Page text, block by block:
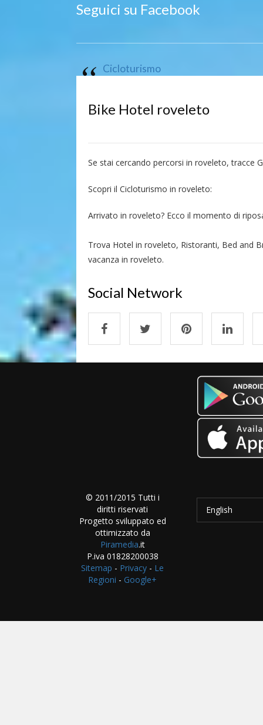
Seguici su Facebook
Cicloturismo
Bike Hotel roveleto
Se stai cercando percorsi in roveleto, tracce
Scopri il Cicloturismo in roveleto:
Arrivato in roveleto? Ecco il momento di
Trova Hotel in roveleto, Ristoranti, Bed and
vacanza in roveleto.
Social Network
© 2011/2015 Tutti i
diritti riservati
Progetto sviluppato ed
ottimizzato da
Piramedia.it
P.iva 01828200038
Sitemap - Privacy - Le
Regioni - Google+
English